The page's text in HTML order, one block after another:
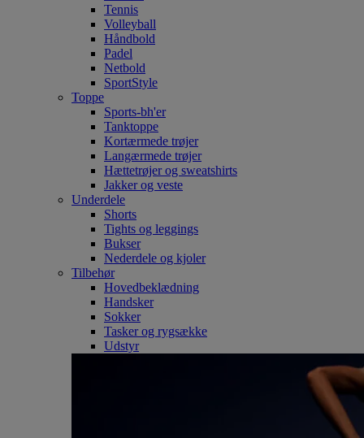
Tennis
Volleyball
Håndbold
Padel
Netbold
SportStyle
Toppe
Sports-bh'er
Tanktoppe
Kortærmede trøjer
Langærmede trøjer
Hættetrøjer og sweatshirts
Jakker og veste
Underdele
Shorts
Tights og leggings
Bukser
Nederdele og kjoler
Tilbehør
Hovedbeklædning
Handsker
Sokker
Tasker og rygsække
Udstyr